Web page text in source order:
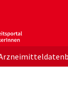
der